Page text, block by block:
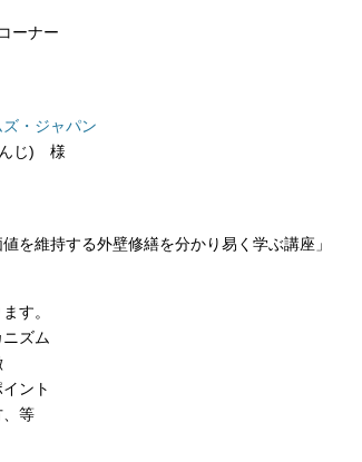
ーナー
・ジャパン
んじ) 様
値を維持する外壁修繕を分かり易く学ぶ講座」
す。
ニズム
ント
、等